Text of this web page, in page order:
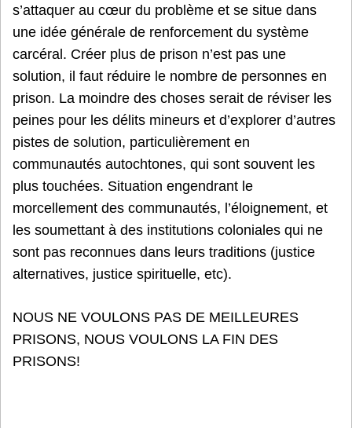
s’attaquer au cœur du problème et se situe dans
une idée générale de renforcement du système
carcéral. Créer plus de prison n’est pas une
solution, il faut réduire le nombre de personnes en
prison. La moindre des choses serait de réviser les
peines pour les délits mineurs et d’explorer d’autres
pistes de solution, particulièrement en
communautés autochtones, qui sont souvent les
plus touchées. Situation engendrant le
morcellement des communautés, l’éloignement, et
les soumettant à des institutions coloniales qui ne
sont pas reconnues dans leurs traditions (justice
alternatives, justice spirituelle, etc).
NOUS NE VOULONS PAS DE MEILLEURES
PRISONS, NOUS VOULONS LA FIN DES
PRISONS!